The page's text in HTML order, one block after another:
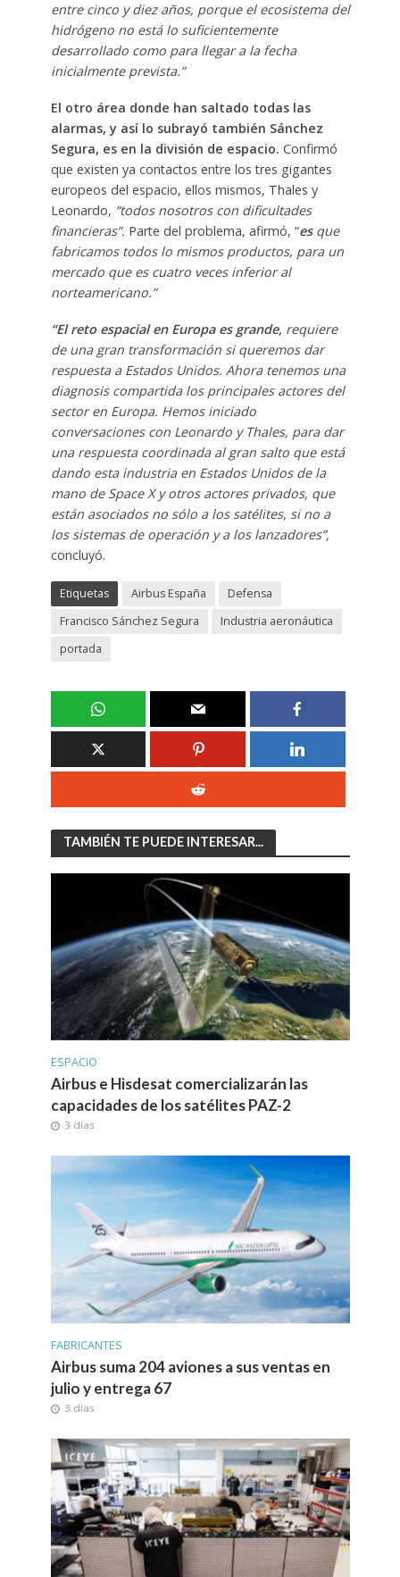
entre cinco y diez años, porque el ecosistema del
hidrógeno no está lo suficientemente
desarrollado como para llegar a la fecha
inicialmente prevista.”
El otro área donde han saltado todas las
alarmas, y así lo subrayó también Sánchez
Segura, es en la división de espacio. Confirmó
que existen ya contactos entre los tres gigantes
europeos del espacio, ellos mismos, Thales y
Leonardo, “todos nosotros con dificultades
financieras”. Parte del problema, afirmó, “esque
fabricamos todos lo mismos productos, para un
mercado que es cuatro veces inferior al
norteamericano.”
“El reto espacial en Europa es grande,requiere
de una gran transformación si queremos dar
respuesta a Estados Unidos. Ahora tenemos una
diagnosis compartida los principales actores del
sector en Europa. Hemos iniciado
conversaciones con Leonardo y Thales, para dar
una respuesta coordinada al gran salto que está
dando esta industria en Estados Unidos de la
mano de Space X y otros actores privados, que
están asociados no sólo a los satélites, si no a
los sistemas de operación y a los lanzadores”,
concluyó.
Etiquetas Airbus España
Defensa
Francisco Sánchez Segura
Industria aeronáutica
portada
TAMBIÉN TE PUEDE INTERESAR...
ESPACIO
Airbus e Hisdesat comercializarán las
capacidades de los satélites PAZ-2
3 días
FABRICANTES
Airbus suma 204 aviones a sus ventas en
julio y entrega 67
3 días